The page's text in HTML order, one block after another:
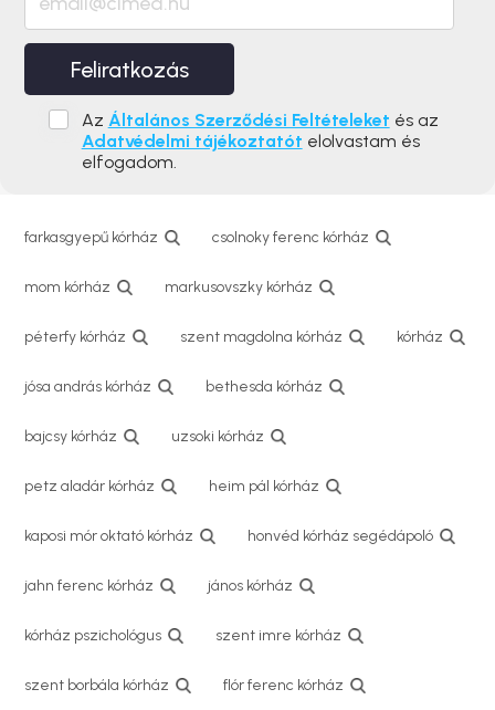
Feliratkozás
Az Általános Szerződési Feltételeket és az
Adatvédelmi tájékoztatót elolvastam és
elfogadom.
farkasgyepű kórház csolnoky ferenc kórház
mom kórház markusovszky kórház
péterfy kórház szent magdolna kórház kórház
jósa andrás kórház bethesda kórház
bajcsy kórház uzsoki kórház
petz aladár kórház heim pál kórház
kaposi mór oktató kórház honvéd kórház segédápoló
jahn ferenc kórház jános kórház
kórház pszichológus szent imre kórház
szent borbála kórház flór ferenc kórház